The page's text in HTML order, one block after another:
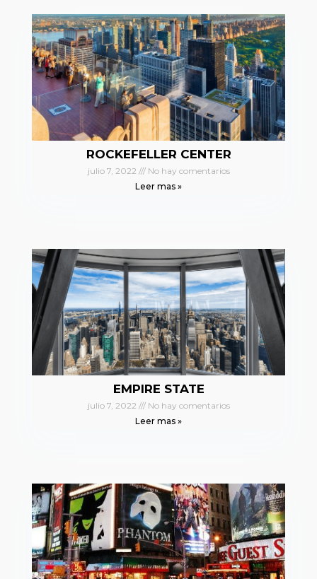
ROCKEFELLER CENTER
julio 7, 2022
No hay comentarios
Leer mas »
EMPIRE STATE
julio 7, 2022
No hay comentarios
Leer mas »